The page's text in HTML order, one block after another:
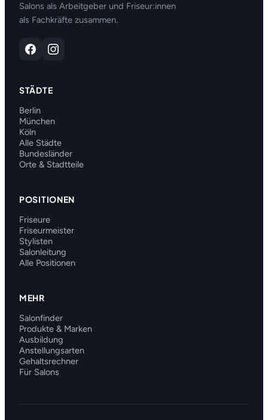
Salons als Arbeitgeber und Friseur:innen
als Fachkräfte zusammen.
STÄDTE
Berlin
München
Köln
Alle Städte
Bundesländer
Orte & Stadtteile
POSITIONEN
Friseure
Friseurmeister
Stylisten
Salonleitung
Alle Positionen
MEHR
Salonfinder
Produkte & Marken
Ausbildung
Anstellungsarten
Gehaltsrechner
Für Salons